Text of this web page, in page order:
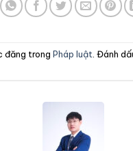
đăng trong Pháp luật . Đánh